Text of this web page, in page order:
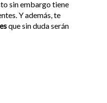
sin embargo tiene
Y además, te
que sin duda serán